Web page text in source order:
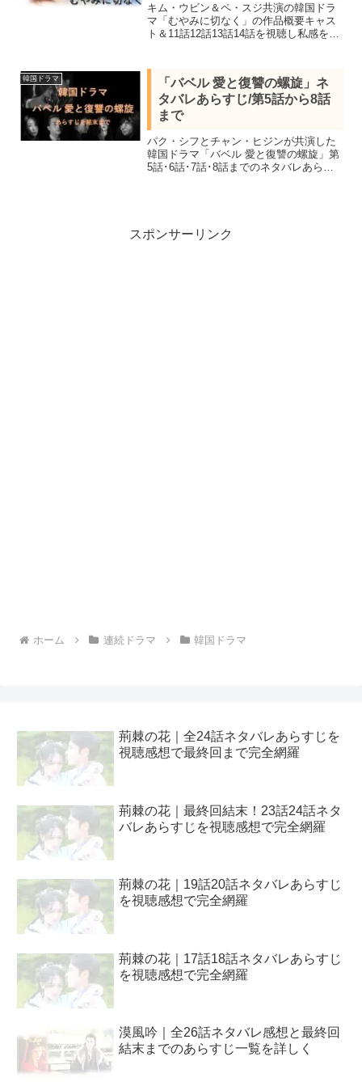
キム・ウビン＆ペ・スジ共演の韓国ドラ
マ「むやみに切なく」の作品概要キャス
ト＆11話12話13話14話を視聴し私感を交
韓国ドラマ
「バベル 愛と復讐の螺旋」ネ
タバレあらすじ/第5話から8話
まで
パク・シフとチャン・ヒジンが共演した
韓国ドラマ「バベル 愛と復讐の螺旋」第
5話･6話･7話･8話までのネタバレあらす
スポンサーリンク
ホーム 連続ドラマ 韓国ドラマ
荊棘の花｜全24話ネタバレあらすじを
視聴感想で最終回まで完全網羅
荊棘の花｜最終回結末！23話24話ネタ
バレあらすじを視聴感想で完全網羅
荊棘の花｜19話20話ネタバレあらすじ
を視聴感想で完全網羅
荊棘の花｜17話18話ネタバレあらすじ
を視聴感想で完全網羅
漠風吟｜全26話ネタバレ感想と最終回
結末までのあらすじ一覧を詳しく